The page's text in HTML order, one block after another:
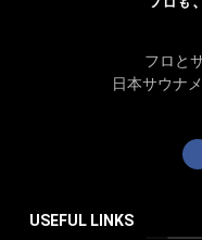
フロと
日本サウナ
USEFUL LINKS